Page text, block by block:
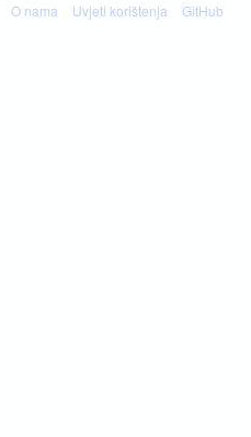
O nama Uvjeti korištenja GitHub